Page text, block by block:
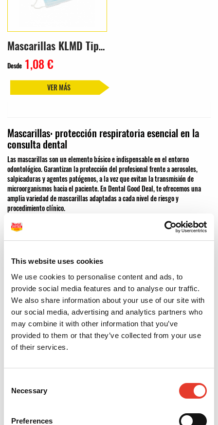
This website uses cookies
We use cookies to personalise content and ads, to
provide social media features and to analyse our traffic.
We also share information about your use of our site with
our social media, advertising and analytics partners who
may combine it with other information that you’ve
provided to them or that they’ve collected from your use
of their services.
Selection
Necessary
Preferences
Mascarillas KLMD Tipo IIR
Desde 1,08 €
VER MÁS
Mascarillas: protección respiratoria esencial en la
consulta dental
Las mascarillas son un elemento básico e indispensable en el entorno
odontológico. Garantizan la protección del profesional frente a aerosoles,
salpicaduras y agentes patógenos, a la vez que evitan la transmisión de
microorganismos hacia el paciente. En Dental Good Deal, te ofrecemos una
amplia variedad de mascarillas adaptadas a cada nivel de riesgo y
procedimiento clínico.
Mascarillas quirúrgicas, FFP2 y de alta filtración
para tratamientos generales, así como mascarillas FFP2, recomendadas para
procedimientos con alto nivel de exposición. Todas cuentan con sistemas de
sujeción cómodos, buena transpirabilidad y ajuste facial óptimo.
Para completar tu equipo de protección, visita también nuestra sección de
material de protección personal.
Mascarillas cómodas, seguras y sin irritaciones
libres de látex y aptas para un uso prolongado. Incorporan capas filtrantes de
mejorar el sellado.
con nuestros productos de